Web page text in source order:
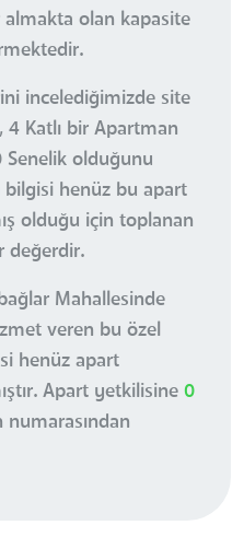
olan kapasite
incelediğimizde site
Katlı bir Apartman
Senelik olduğunu
bilgisi henüz bu apart
olduğu için toplanan
değerdir.
Mahallesinde
veren bu özel
henüz apart
Apart yetkilisine 0
numarasından